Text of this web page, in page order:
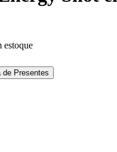
estoque
de Presentes